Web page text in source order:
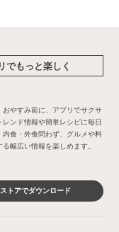
でもっと楽しく
おやすみ前に、アプリでサクサ
レンド情報や簡単レシピに毎日
内食・外食問わず、グルメや料
幅広い情報を楽しめます。
トアでダウンロード